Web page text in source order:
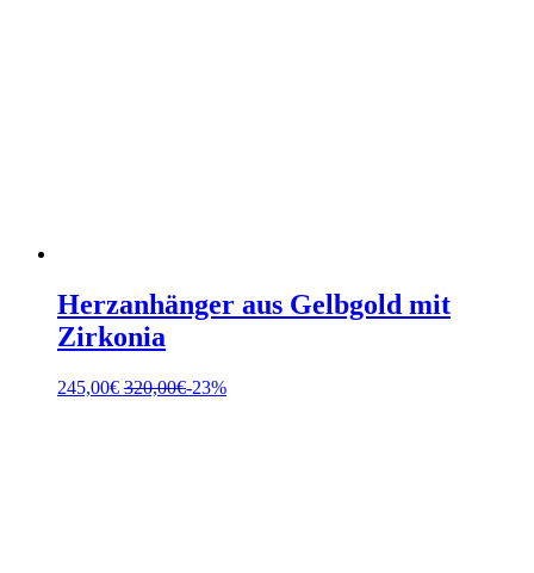
Herzanhänger aus Gelbgold mit
Zirkonia
245,00€ 320,00€-23%